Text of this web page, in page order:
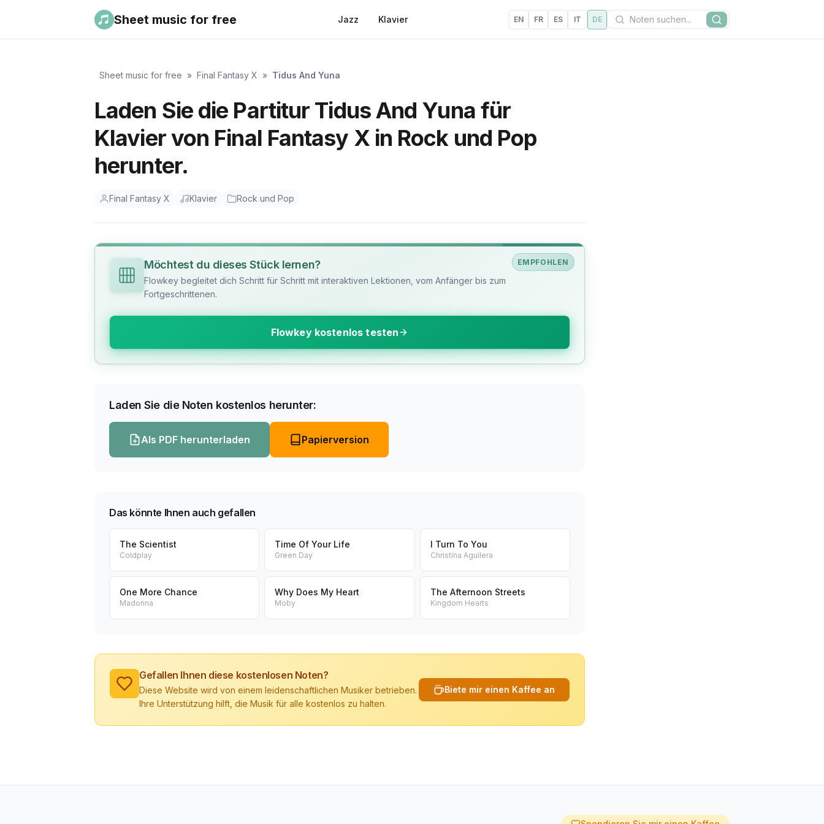
Sheet music for free Jazz Klavier EN FR ES IT DE Suchen
Suche
Sheet music for free » Final Fantasy X » Tidus And Yuna
Laden Sie die Partitur Tidus And Yuna für
Klavier von Final Fantasy X in Rock und Pop
herunter.
Final Fantasy X Klavier Rock und Pop
EMPFOHLEN
Möchtest du dieses Stück lernen?
Flowkey begleitet dich Schritt für Schritt mit interaktiven Lektionen, vom Anfänger bis zum
Fortgeschrittenen.
Flowkey kostenlos testen
Laden Sie die Noten kostenlos herunter:
Als PDF herunterladen Papierversion
Das könnte Ihnen auch gefallen
The Scientist
Coldplay
Time Of Your Life
Green Day
I Turn To You
Christina Aguilera
One More Chance
Madonna
Why Does My Heart
Moby
The Afternoon Streets
Kingdom Hearts
Gefallen Ihnen diese kostenlosen Noten?
Diese Website wird von einem leidenschaftlichen Musiker betrieben.
Ihre Unterstützung hilft, die Musik für alle kostenlos zu halten.
Biete mir einen Kaffee an